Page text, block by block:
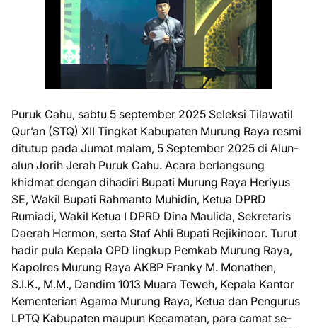
Puruk Cahu, sabtu 5 september 2025 Seleksi Tilawatil
Qur’an (STQ) XII Tingkat Kabupaten Murung Raya resmi
ditutup pada Jumat malam, 5 September 2025 di Alun-
alun Jorih Jerah Puruk Cahu. Acara berlangsung
khidmat dengan dihadiri Bupati Murung Raya Heriyus
SE, Wakil Bupati Rahmanto Muhidin, Ketua DPRD
Rumiadi, Wakil Ketua I DPRD Dina Maulida, Sekretaris
Daerah Hermon, serta Staf Ahli Bupati Rejikinoor. Turut
hadir pula Kepala OPD lingkup Pemkab Murung Raya,
Kapolres Murung Raya AKBP Franky M. Monathen,
S.I.K., M.M., Dandim 1013 Muara Teweh, Kepala Kantor
Kementerian Agama Murung Raya, Ketua dan Pengurus
LPTQ Kabupaten maupun Kecamatan, para camat se-